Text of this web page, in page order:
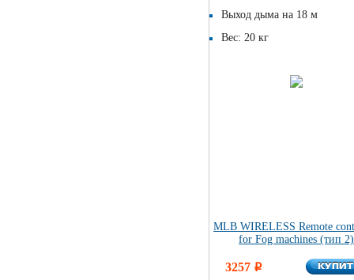
Выход дыма на 18 м
Вес: 20 кг
MLB WIRELESS Remote
for Fog machines (тип 2)
3257 i